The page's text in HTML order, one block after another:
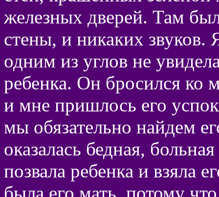
железных дверей. Там
стены, и никаких звуков.
одним из углов не
ребенка. Он бросился
и мне пришлось его
мы обязательно найдем
оказалась бедная,
позвала ребенка и взяла
была его мать, потому